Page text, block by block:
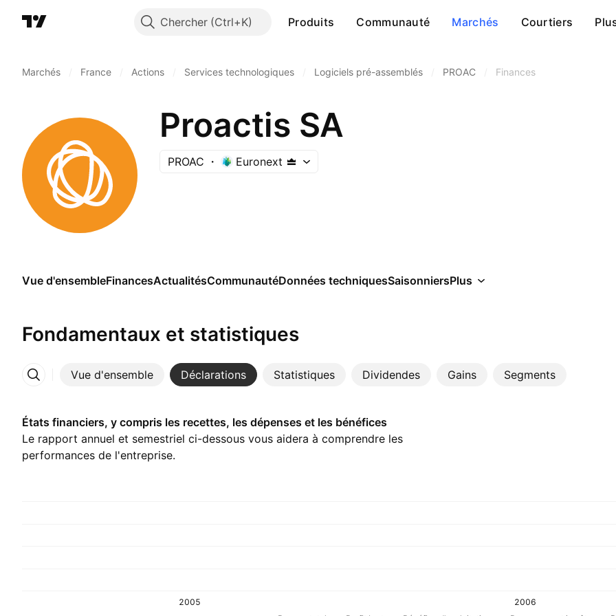
Chercher Produits Communauté Marchés Courtiers
Marchés France Actions Services technologiques Logiciels pré-assemblés PROAC Finances
Proactis SA
PROAC Euronext
Vue d'ensembleFinancesActualitésCommunautéDonnées techniquesSaisonniersPlus
Fondamentaux et statistiques
Vue d'ensemble Déclarations Statistiques Dividendes Gains Segments
Plus
États financiers, y compris les recettes, les dépenses et les bénéfices
Le rapport annuel et semestriel ci-dessous vous aidera à comprendre les
performances de l'entreprise.
2005
2006